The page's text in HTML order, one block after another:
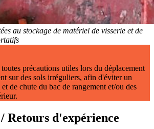
au stockage de matériel de visserie et de
précautions utiles lors du déplacement
sur des sols irréguliers, afin d'éviter un
de chute du bac de rangement et/ou des
Retours d'expérience